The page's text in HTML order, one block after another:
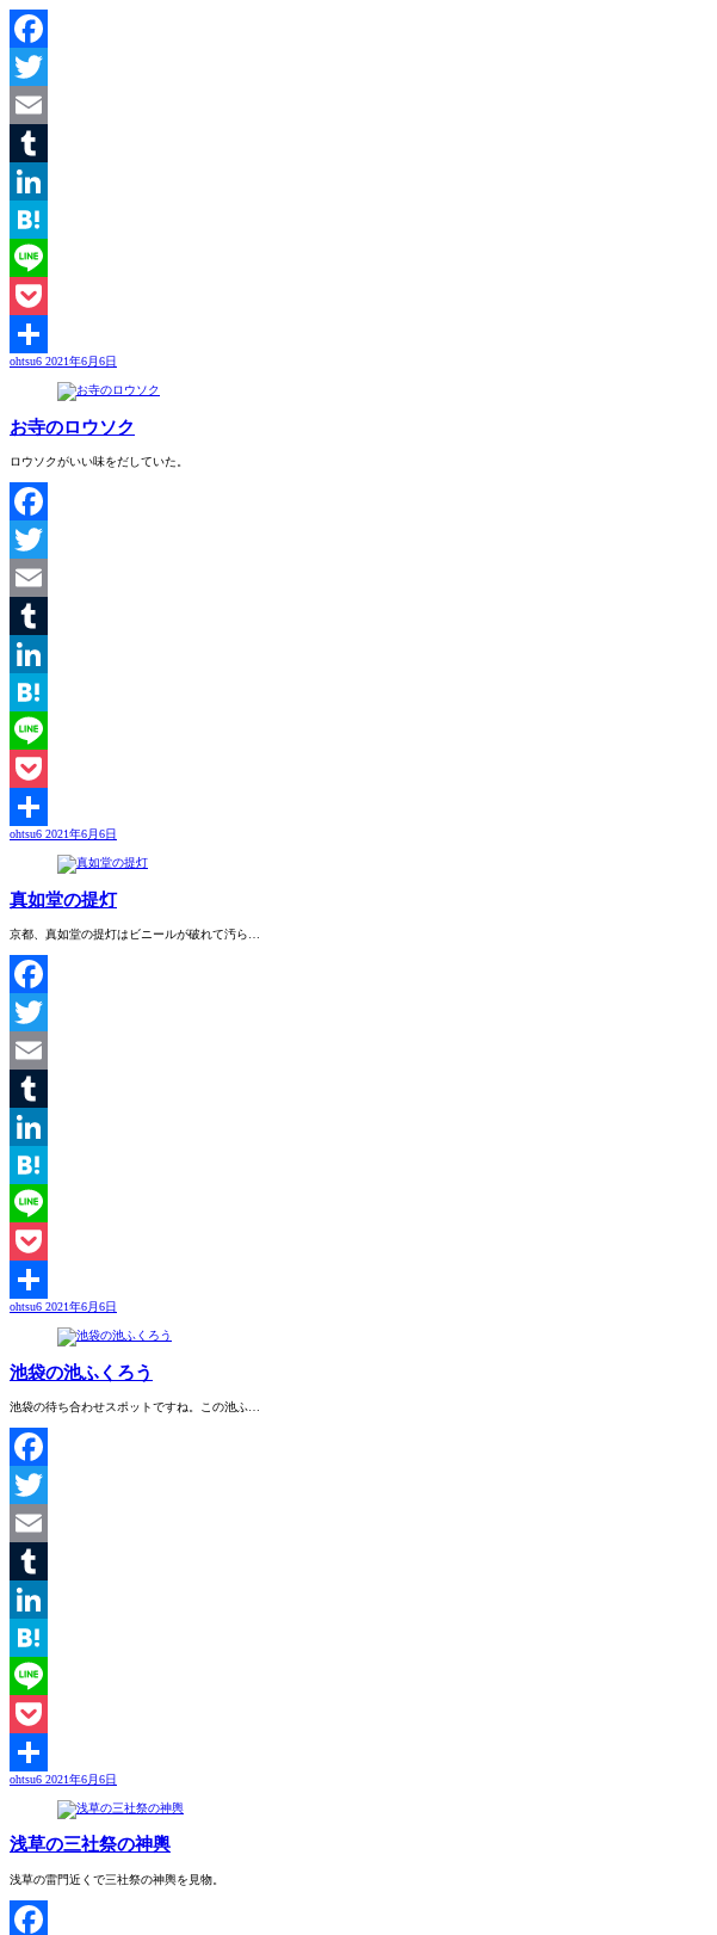
Facebook
Twitter
Email
Tumblr
LinkedIn
Hatena
Line
Pocket
ohtsu6 2021年6月6日
お寺のロウソク
ロウソクがいい味をだしていた。
Facebook
Twitter
Email
Tumblr
LinkedIn
Hatena
Line
Pocket
共
ohtsu6 2021年6月6日
真如堂の提灯
京都、真如堂の提灯はビニールが破れて汚ら…
Facebook
Twitter
Email
Tumblr
LinkedIn
Hatena
Line
Pocket
共
ohtsu6 2021年6月6日
池袋の池ふくろう
池袋の待ち合わせスポットですね。この池ふ…
Facebook
Twitter
Email
Tumblr
LinkedIn
Hatena
Line
Pocket
共
ohtsu6 2021年6月6日
浅草の三社祭の神輿
浅草の雷門近くで三社祭の神輿を見物。